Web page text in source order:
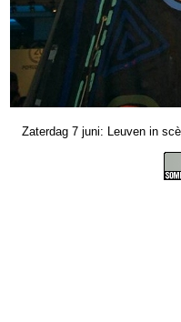
Zaterdag 7 juni: Leuven in